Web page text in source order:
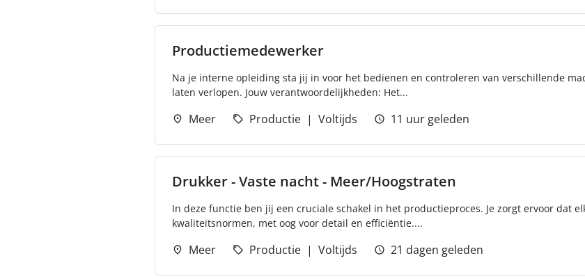
Productiemedewerker
Na je interne opleiding sta jij in voor het bedienen en controleren van verschillende
laten verlopen. Jouw verantwoordelijkheden: Het...
Meer Productie Voltijds 11 uur geleden
Drukker - Vaste nacht - Meer/Hoogstraten
In deze functie ben jij een cruciale schakel in het productieproces. Je zorgt ervoor dat
kwaliteitsnormen, met oog voor detail en efficiëntie....
Meer Productie Voltijds 21 dagen geleden